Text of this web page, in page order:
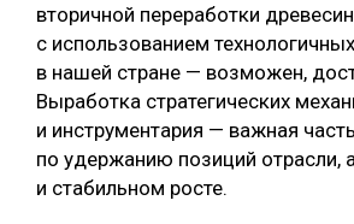
вторичной переработки
с использованием
в нашей стране — возможен,
Выработка стратегических
и инструментария — важная
по удержанию позиций
и стабильном росте.